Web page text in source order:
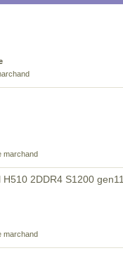
marchand
2DDR4 S1200
marchand